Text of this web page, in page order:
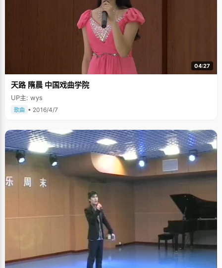
04:27
天路 隋晨 中国戏曲学院
UP主: wys
歌曲 • 2016/4/7